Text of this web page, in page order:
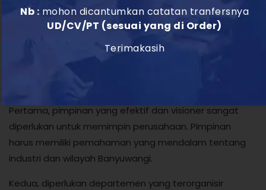
Struktur Organisasi yang
Ideal untuk CV di
Banyuwangi
Pertama, pimpinan yang efektif dan visioner sangat
diperlukan untuk memimpin perusahaan. Pimpinan
harus memiliki pemahaman yang mendalam tentang
industri dan wilayah Banyuwangi.
Kedua, diperlukan departemen yang terorganisir
Nb : mohon dicantumkan catatan tranfersnya
UD/CV/PT (sesuai yang di Order)
Terimakasih